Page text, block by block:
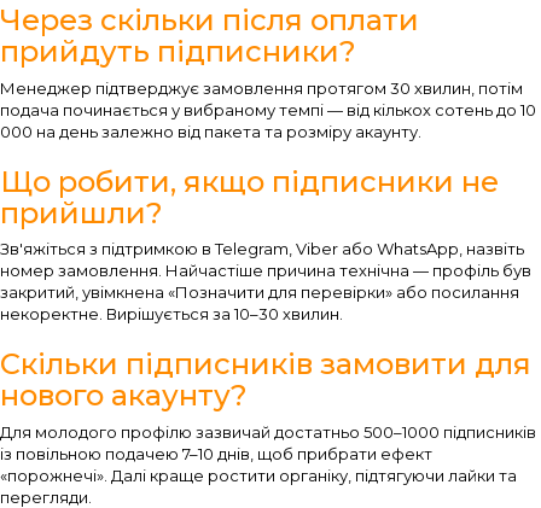
Через скільки після оплати
прийдуть підписники?
Менеджер підтверджує замовлення протягом 30 хвилин, потім
подача починається у вибраному темпі — від кількох сотень до 10
000 на день залежно від пакета та розміру акаунту.
Що робити, якщо підписники не
прийшли?
Зв'яжіться з підтримкою в Telegram, Viber або WhatsApp, назвіть
номер замовлення. Найчастіше причина технічна — профіль був
закритий, увімкнена «Позначити для перевірки» або посилання
некоректне. Вирішується за 10–30 хвилин.
Скільки підписників замовити для
нового акаунту?
Для молодого профілю зазвичай достатньо 500–1000 підписників
із повільною подачею 7–10 днів, щоб прибрати ефект
«порожнечі». Далі краще ростити органіку, підтягуючи лайки та
перегляди.